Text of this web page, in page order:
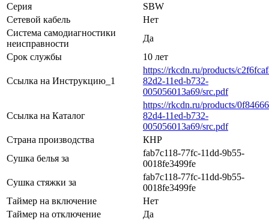
Серия
SBW
Сетевой кабель
Нет
Система самодиагностики
неисправности
Да
Срок службы
10 лет
Ссылка на Инструкцию_1
https://rkcdn.ru/products/
82d2-11ed-b732-
005056013a69/src.pdf
Ссылка на Каталог
https://rkcdn.ru/products/
82d4-11ed-b732-
005056013a69/src.pdf
Страна производства
КНР
Сушка белья за
fab7c118-77fc-11dd-9b55-
0018fe3499fe
Сушка стяжки за
fab7c118-77fc-11dd-9b55-
0018fe3499fe
Таймер на включение
Нет
Таймер на отключение
Да